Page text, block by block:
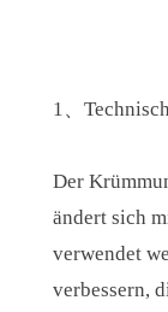
1、
Der
ändert sich
verwendet
verbessern,